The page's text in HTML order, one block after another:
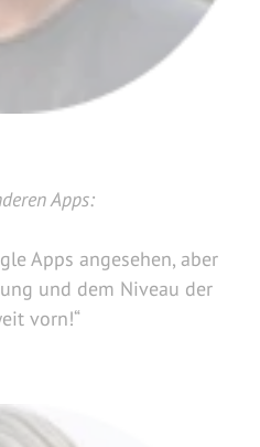
Apps:
Apps angesehen, aber
und dem Niveau der
vorn!“